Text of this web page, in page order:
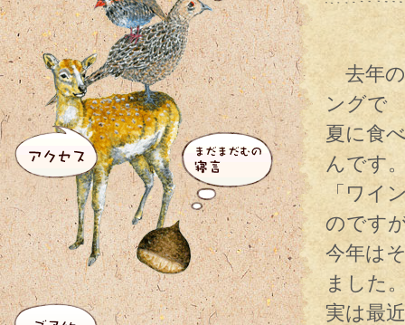
去年の
ングで
夏に食
んです
「ワイ
のです
今年は
ました
実は最